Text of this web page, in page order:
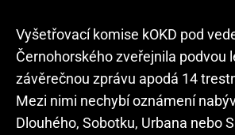
Vyšetřovací komise kOKD pod
Černohorského zveřejnila podvou
závěrečnou zprávu apodá 14
Mezi nimi nechybí oznámení
Dlouhého, Sobotku, Urbana nebo